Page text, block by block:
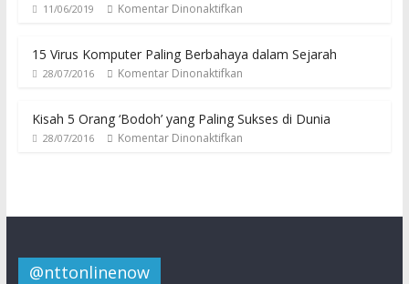
11/06/2019 Komentar Dinonaktifkan
15 Virus Komputer Paling Berbahaya dalam Sejarah
28/07/2016 Komentar Dinonaktifkan
Kisah 5 Orang ‘Bodoh’ yang Paling Sukses di Dunia
28/07/2016 Komentar Dinonaktifkan
@nttonlinenow